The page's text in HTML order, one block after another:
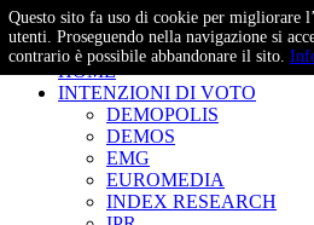
– Studi
HOME
INTENZIONI DI VOTO
DEMOPOLIS
DEMOS
EMG
EUROMEDIA
INDEX RESEARCH
Questo sito fa uso di cookie per migliorare
utenti. Proseguendo nella navigazione si
contrario è possibile abbandonare il sito.